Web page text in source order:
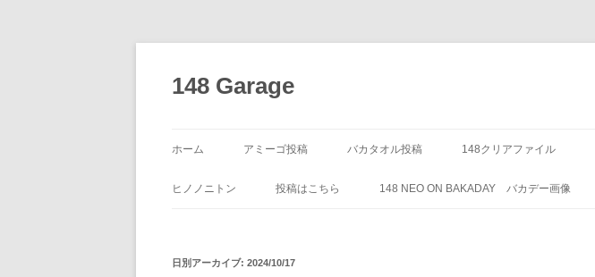
ン
ツ
ッ
148 Garage
ホーム アミーゴ投稿 バカタオル投稿 148クリアファイル
ヒノノニトン 投稿はこちら 148 NEO ON BAKADAY バカデー画像
日別アーカイブ: 2024/10/17